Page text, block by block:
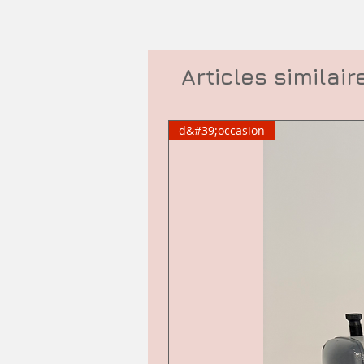
Articles
d&#39;occasion